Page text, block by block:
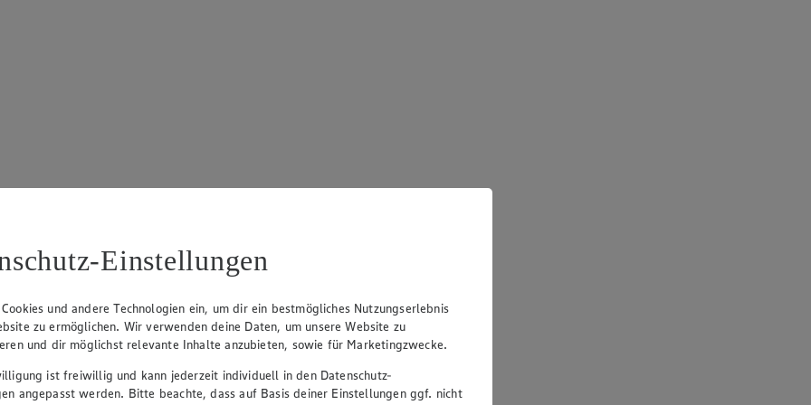
5 Sternen. Anzahl der Bewertungen: 21.
Einstellungen
und andere Technologien ein, um dir ein bestmögliches Nutzungserlebnis
zu ermöglichen. Wir verwenden deine Daten, um unsere Website zu
und dir möglichst relevante Inhalte anzubieten, sowie für Marketingzwecke.
ist freiwillig und kann jederzeit individuell in den Datenschutz-
angepasst werden. Bitte beachte, dass auf Basis deiner Einstellungen ggf. nicht